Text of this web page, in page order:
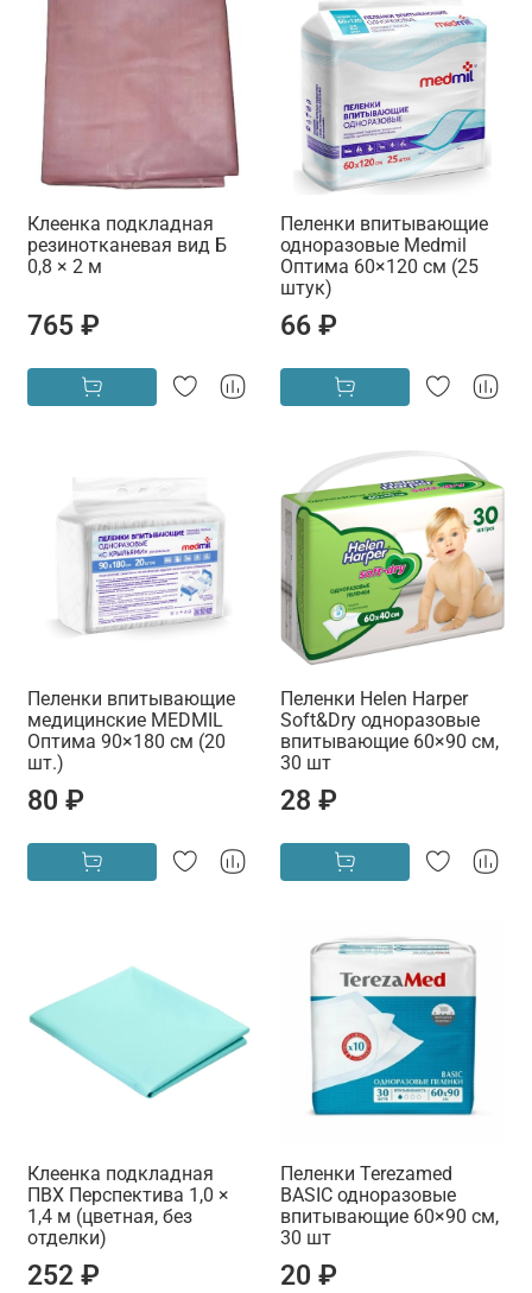
Клеенка подкладная
резинотканевая вид Б
0,8 × 2 м
765 ₽
Пеленки впитывающие
одноразовые Medmil
Оптима 60×120 см (25
штук)
66 ₽
Пеленки впитывающие
медицинские MEDMIL
Оптима 90×180 см (20
шт.)
80 ₽
Пеленки Helen Harper
Soft&Dry одноразовые
впитывающие 60×90 см,
30 шт
28 ₽
Клеенка подкладная
ПВХ Перспектива 1,0 ×
1,4 м (цветная, без
отделки)
252 ₽
Пеленки Terezamed
BASIC одноразовые
впитывающие 60×90 см,
30 шт
20 ₽